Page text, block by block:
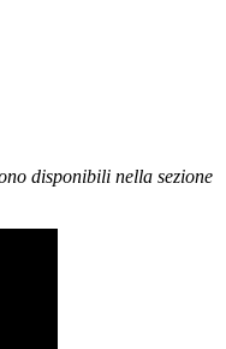
disponibili nella sezione